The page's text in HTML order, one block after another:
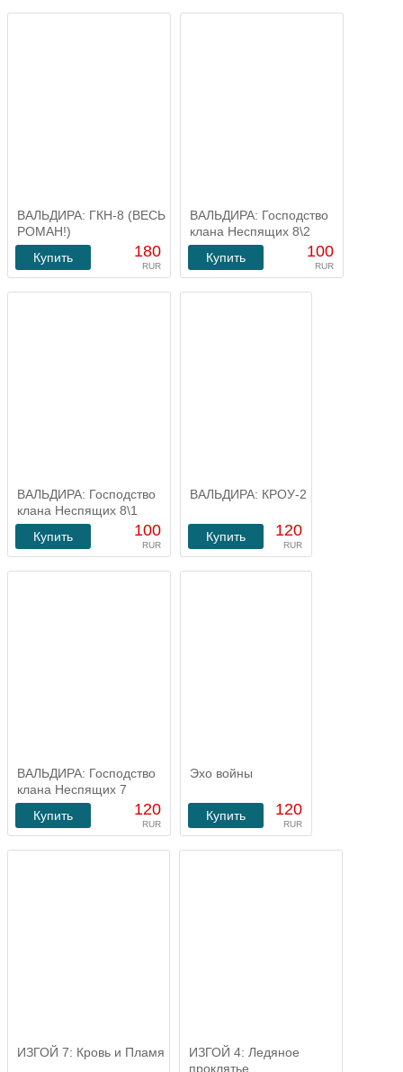
ВАЛЬДИРА: ГКН-8 (ВЕСЬ
РОМАН!)
180
RUR
Купить
ВАЛЬДИРА: Господство
клана Неспящих 8\2
100
RUR
Купить
ВАЛЬДИРА: Господство
клана Неспящих 8\1
100
RUR
Купить
ВАЛЬДИРА: КРОУ-2
120
RUR
Купить
ВАЛЬДИРА: Господство
клана Неспящих 7
120
RUR
Купить
Эхо войны
120
RUR
Купить
ИЗГОЙ 7: Кровь и Пламя
ИЗГОЙ 4: Ледяное
проклятье